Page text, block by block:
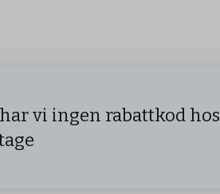
vi ingen rabattkod hos